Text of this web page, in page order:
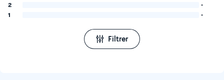
2
-
1
-
Filtrer